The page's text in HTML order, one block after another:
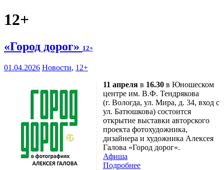
12+
«Город дорог» 12+
01.04.2026 Новости, 12+
11 апреля в 16.30 в Юношеском
центре им. В.Ф. Тендрякова
(г. Вологда, ул. Мира, д. 34, вход с
ул. Батюшкова) состоится
открытие выставки авторского
проекта фотохудожника,
дизайнера и художника Алексея
Галова «Город дорог».
Афиша
Подробнее